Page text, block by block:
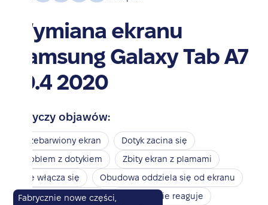
Wymiana ekranu
Samsung Galaxy Tab A7
10.4 2020
Dotyczy objawów:
Przebarwiony ekran
Dotyk zacina się
Problem z dotykiem
Zbity ekran z plamami
Nie włącza się
Obudowa oddziela się od ekranu
Touch ID nie działa
Touch ID nie reaguje
Fabrycznie nowe części,